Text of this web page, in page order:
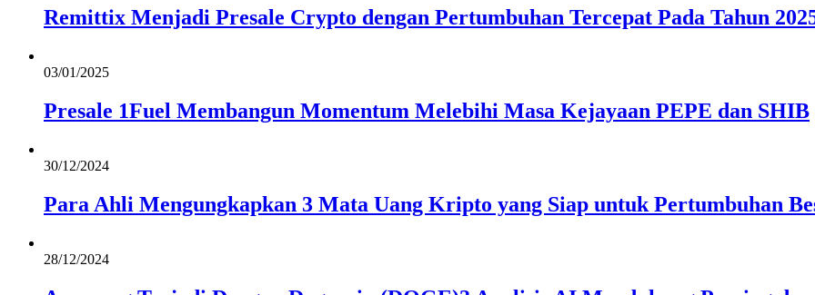
Remittix Menjadi Presale Crypto dengan Pertumbuhan Tercepat Pada Tahun
03/01/2025
Presale 1Fuel Membangun Momentum Melebihi Masa Kejayaan PEPE dan SHIB
30/12/2024
Para Ahli Mengungkapkan 3 Mata Uang Kripto yang Siap untuk Pertumbuhan
28/12/2024